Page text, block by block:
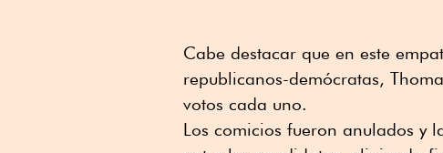
Cabe destacar que en este
republicanos-demócratas,
votos cada uno.
Los comicios fueron anulados y